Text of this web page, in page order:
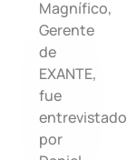
Magnífico,
Gerente
de
EXANTE,
fue
entrevistado
por